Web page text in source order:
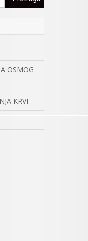
OSMOG
KRVI